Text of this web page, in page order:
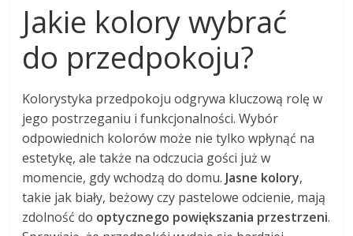
Jakie kolory wybrać
do przedpokoju?
Kolorystyka przedpokoju odgrywa kluczową rolę w
jego postrzeganiu i funkcjonalności. Wybór
odpowiednich kolorów może nie tylko wpłynąć na
estetykę, ale także na odczucia gości już w
momencie, gdy wchodzą do domu.Jasne kolory,
takie jak biały, beżowy czy pastelowe odcienie, mają
zdolność do optycznego powiększania przestrzeni.